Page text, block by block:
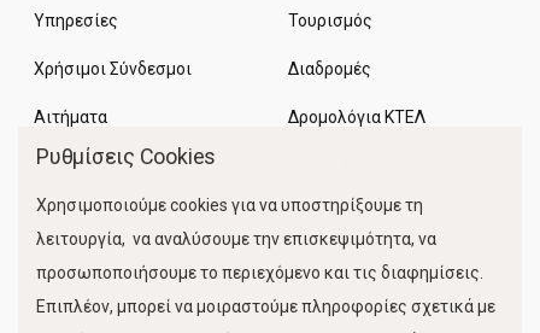
Υπηρεσίες
Χρήσιμοι Σύνδεσμοι
Αιτήματα
Τουρισμός
Διαδρομές
Δρομολόγια ΚΤΕΛ
Κίνηση Λιμένος
Ρυθμίσεις Cookies
Χρησιμοποιούμε cookies για να υποστηρίξουμε τη
λειτουργία, να αναλύσουμε την επισκεψιμότητα, να
προσωποποιήσουμε το περιεχόμενο και τις διαφημίσεις.
Επιπλέον, μπορεί να μοιραστούμε πληροφορίες σχετικά με